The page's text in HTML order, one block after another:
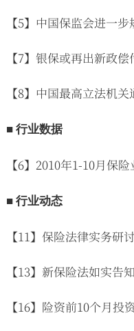
【5】中国保监会进一
【7】银保或再出新政
【8】中国最高立法机
■ 行业数据
【6】2010年1-10月保
■ 行业动态
【11】保险法律实务研
【13】新保险法如实告
【16】险资前10个月投